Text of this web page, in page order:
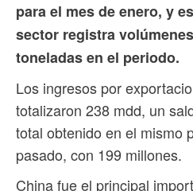
para el mes de enero, y
sector registra
toneladas en el periodo.
Los ingresos por
totalizaron 238 mdd, un
total obtenido en el mismo
pasado, con 199 millones.
China fue el principal